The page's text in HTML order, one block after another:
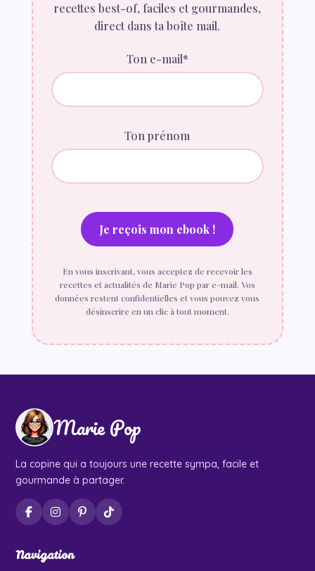
recettes best-of, faciles et gourmandes,
direct dans ta boîte mail.
Ton e-mail*
Ton prénom
En vous inscrivant, vous acceptez de recevoir les
recettes et actualités de Marie Pop par e-mail. Vos
données restent confidentielles et vous pouvez vous
désinscrire en un clic à tout moment.
Marie Pop
La copine qui a toujours une recette sympa, facile et
gourmande à partager.
Navigation